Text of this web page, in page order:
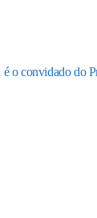
o convidado do